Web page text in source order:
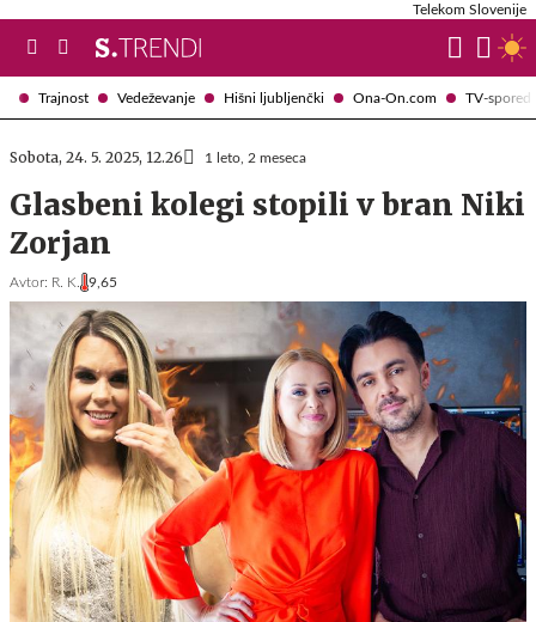
Trajnost Vedeževanje Hišni ljubljenčki Ona-On.com TV-spored
Telekom Slovenije
Sobota, 24. 5. 2025, 12.26 1 leto, 2 meseca
Glasbeni kolegi stopili v bran Niki
Zorjan
Avtor: R. K. 9,65